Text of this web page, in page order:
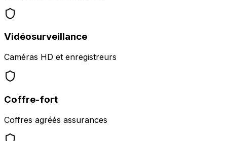
Vidéosurveillance
Caméras HD et enregistreurs
Coffre-fort
Coffres agréés assurances